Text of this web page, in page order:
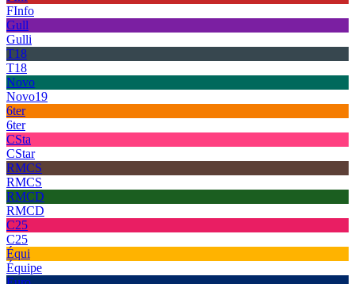
FInfo
Gull
Gulli
T18
T18
Novo
Novo19
6ter
6ter
CSta
CStar
RMCS
RMCS
RMCD
RMCD
C25
C25
Équi
Équipe